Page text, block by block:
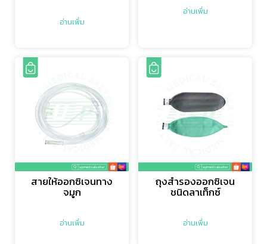
อ่านเพิ่ม
อ่านเพิ่ม
สายให้ออกซิเจนทาง
จมูก
อ่านเพิ่ม
ถุงสำรองออกซิเจน
ชนิดลาเท็กซ์
อ่านเพิ่ม